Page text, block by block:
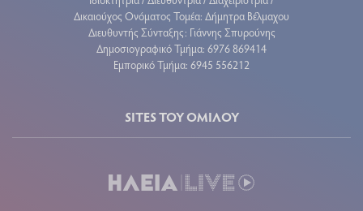
Δικαιούχος Ονόματος Τομέα: Δήμητρα Βέλμαχου
Διευθυντής Σύνταξης: Γιάννης Σπυρούνης
Δημοσιογραφικό Τμήμα: 6976 869414
Εμπορικό Τμήμα: 6945 556212
SITES ΤΟΥ ΟΜΙΛΟΥ